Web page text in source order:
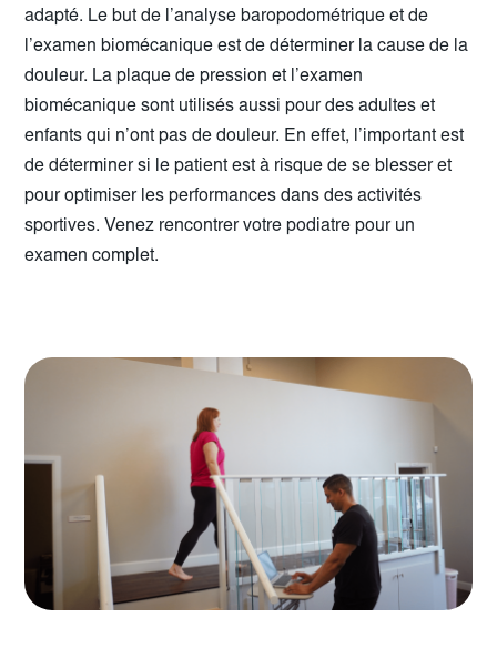
adapté. Le but de l’analyse baropodométrique et de
l’examen biomécanique est de déterminer la cause de la
douleur. La plaque de pression et l’examen
biomécanique sont utilisés aussi pour des adultes et
enfants qui n’ont pas de douleur. En effet, l’important est
de déterminer si le patient est à risque de se blesser et
pour optimiser les performances dans des activités
sportives. Venez rencontrer votre podiatre pour un
examen complet.